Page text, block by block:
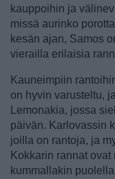
kauppoihin ja
missä aurinko
kesän ajan, Samos
vierailla erilaisia
Kauneimpiin
on hyvin varusteltu,
Lemonakia, jossa
päivän. Karlovassin
joilla on rantoja, ja
Kokkarin rannat
kummallakin